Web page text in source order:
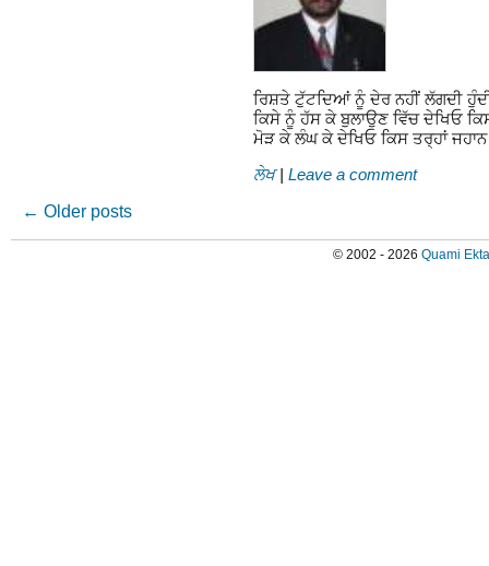
ਰਿਸ਼ਤੇ ਟੁੱਟਦਿਆਂ ਨੂੰ ਦੇਰ ਨਹੀਂ ਲੱਗਦੀ
ਕਿਸੇ ਨੂੰ ਹੱਸ ਕੇ ਬੁਲਾਉਣ ਵਿੱਚ ਦੇਖਿਓ
ਮੋੜ ਕੇ ਲੰਘ ਕੇ ਦੇਖਿਓ ਕਿਸ ਤਰ੍ਹਾਂ
ਲੇਖ | Leave a comment
← Older posts
© 2002 - 2026 Quami